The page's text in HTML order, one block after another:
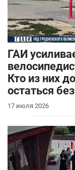
ГАИ
Кто из них
остаться
17 июля 2026